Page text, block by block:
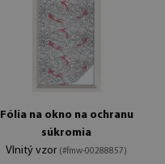
Fólia na okno na ochranu
súkromia
Vlnitý vzor (#fmw-00288857)